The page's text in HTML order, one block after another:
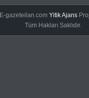
E-gazeteilan.comYitik Ajans
Tüm Hakları Saklıdır.